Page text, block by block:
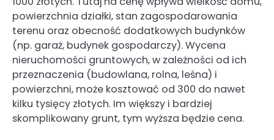
powierzchnia działki, stan zagospodarowania
terenu oraz obecność dodatkowych budynków
(np. garaż, budynek gospodarczy). Wycena
nieruchomości gruntowych, w zależności od ich
przeznaczenia (budowlana, rolna, leśna) i
powierzchni, może kosztować od 300 do nawet
kilku tysięcy złotych. Im większy i bardziej
skomplikowany grunt, tym wyższa będzie cena.